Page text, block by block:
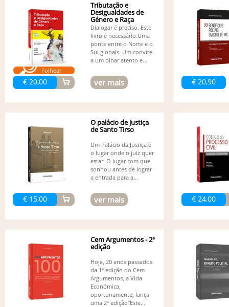
Folhear
€ 20,00
Tributação e
Desigualdades de
Género e Raça
Dialogar é preciso. Este
livro é necessário.Uma
ponte entre o Norte e o
Sul globais. Um convite
a um olhar atento e...
ver mais € 20,90
€ 15,00
O palácio de justiça
de Santo Tirso
Um Palácio da Justiça é
o lugar onde o juiz quer
estar. O lugar com que
sonhou antes de lograr
a entrada para a...
ver mais € 24,00
Cem Argumentos - 2ª
edição
Hoje, 20 anos passados
da 1ª edição do Cem
Argumentos, a Vida
Económica,
oportunamente, lança
uma 2ª edição“Este...